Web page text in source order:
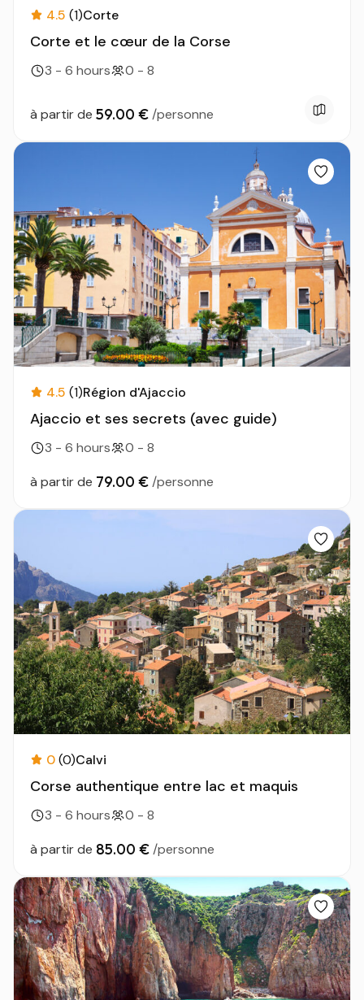
4.5 (1)Corte
Corte et le cœur de la Corse
3 - 6 hours 0 - 8
à partir de 59.00 € /personne
4.5 (1)Région d'Ajaccio
Ajaccio et ses secrets (avec guide)
3 - 6 hours
0 - 8
à partir de 79.00 € /personne
0(0)Calvi
Corse authentique entre lac et maquis
3 - 6 hours
0 - 8
à partir de 85.00 € /personne